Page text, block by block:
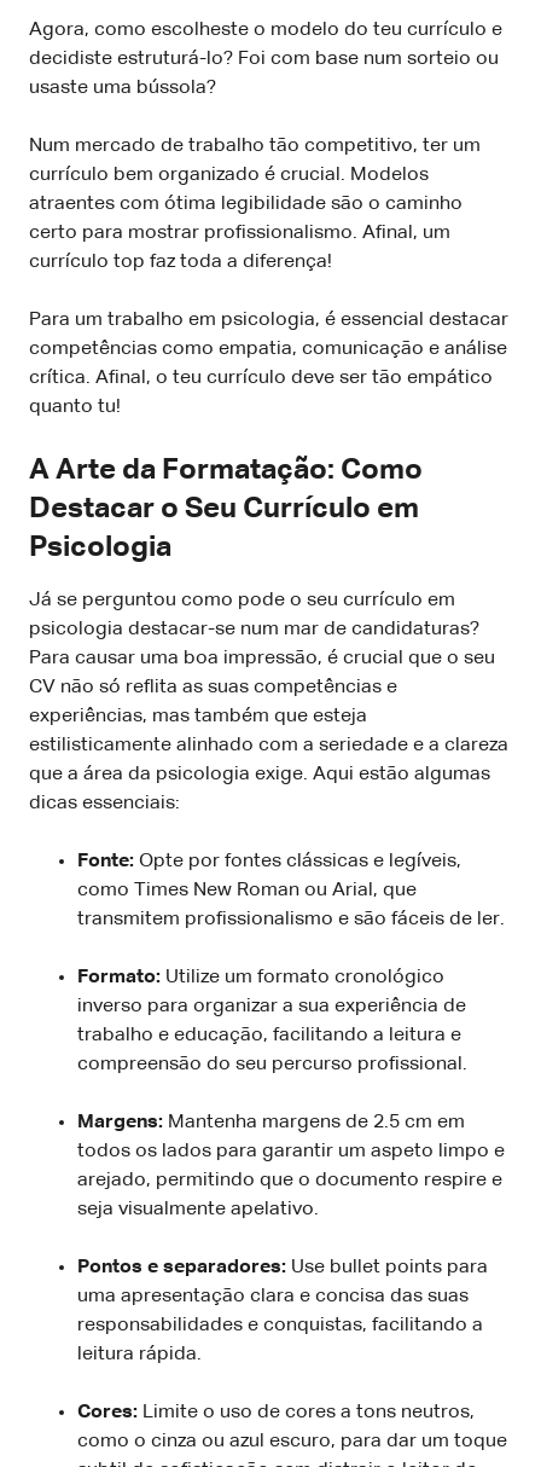
Agora, como escolheste o modelo do teu currículo e
decidiste estruturá-lo? Foi com base num sorteio ou
usaste uma bússola?
Num mercado de trabalho tão competitivo, ter um
currículo bem organizado é crucial. Modelos
atraentes com ótima legibilidade são o caminho
certo para mostrar profissionalismo. Afinal, um
currículo top faz toda a diferença!
Para um trabalho em psicologia, é essencial destacar
competências como empatia, comunicação e análise
crítica. Afinal, o teu currículo deve ser tão empático
quanto tu!
A Arte da Formatação: Como
Destacar o Seu Currículo em
Psicologia
Já se perguntou como pode o seu currículo em
psicologia destacar-se num mar de candidaturas?
Para causar uma boa impressão, é crucial que o seu
CV não só reflita as suas competências e
experiências, mas também que esteja
estilisticamente alinhado com a seriedade e a clareza
que a área da psicologia exige. Aqui estão algumas
dicas essenciais:
Fonte: Opte por fontes clássicas e legíveis,
como Times New Roman ou Arial, que
transmitem profissionalismo e são fáceis de ler.
Formato: Utilize um formato cronológico
inverso para organizar a sua experiência de
trabalho e educação, facilitando a leitura e
compreensão do seu percurso profissional.
Margens: Mantenha margens de 2.5 cm em
todos os lados para garantir um aspeto limpo e
arejado, permitindo que o documento respire e
seja visualmente apelativo.
Pontos e separadores: Use bullet points para
uma apresentação clara e concisa das suas
responsabilidades e conquistas, facilitando a
leitura rápida.
Cores: Limite o uso de cores a tons neutros,
como o cinza ou azul escuro, para dar um toque